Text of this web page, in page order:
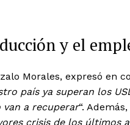
y el
Morales, expresó en
país ya superan los
a recuperar“.
crisis de los últimos